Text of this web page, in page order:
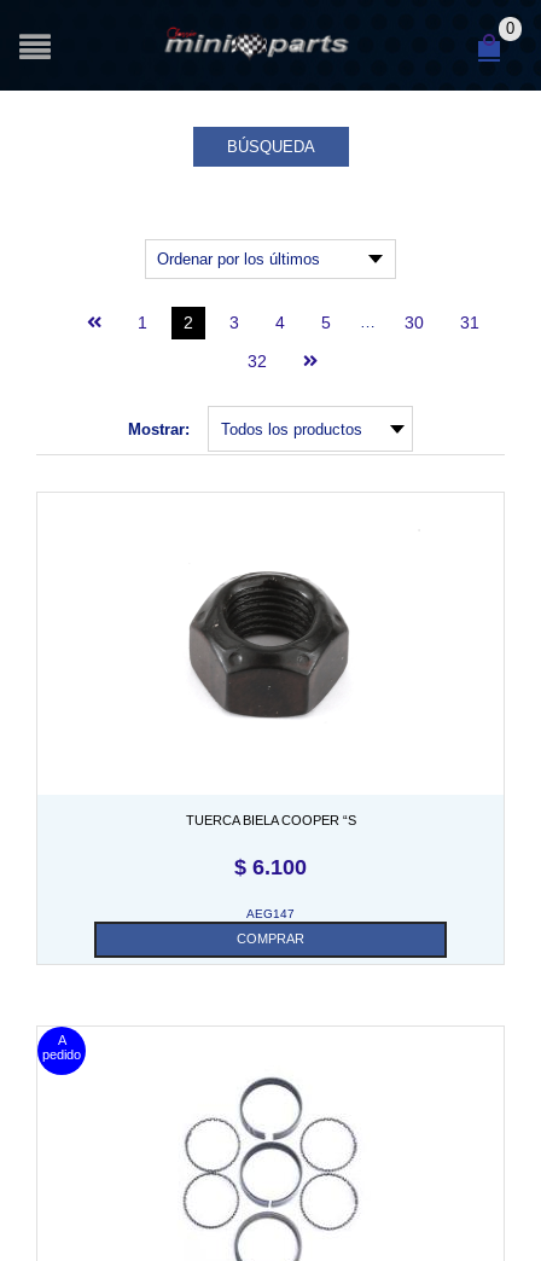
0
1 2 3 4 5 30
31
32
Mostrar:
TUERCA BIELA COOPER “S
$ 6.100
AEG147
COMPRAR
BÚSQUEDA